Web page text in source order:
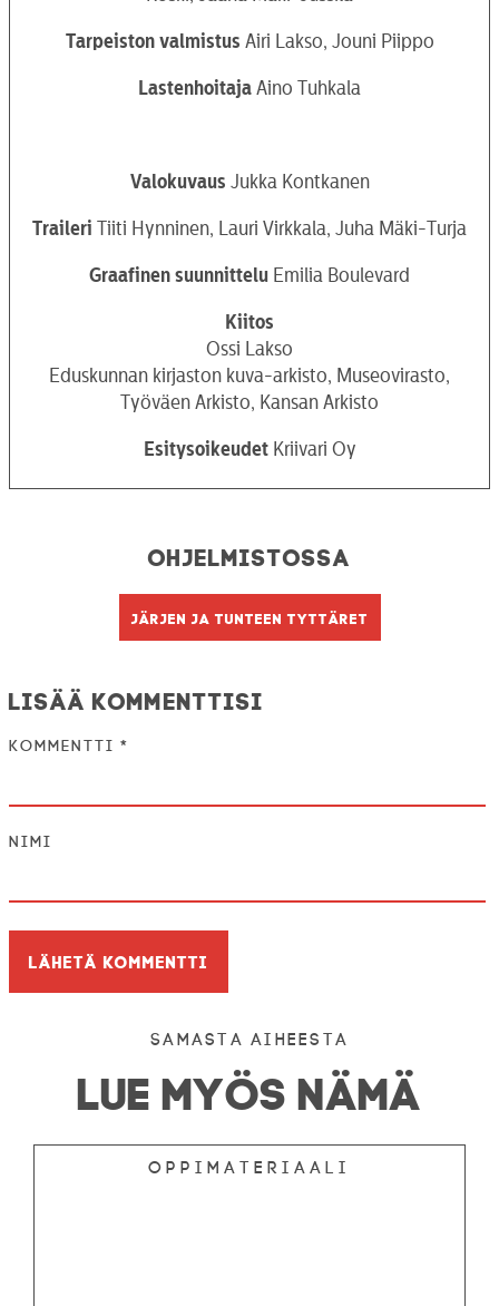
Tarpeiston valmistus Airi Lakso, Jouni Piippo
Lastenhoitaja Aino Tuhkala
Valokuvaus Jukka Kontkanen
Traileri Tiiti Hynninen, Lauri Virkkala, Juha Mäki-Turja
Graafinen suunnittelu Emilia Boulevard
Kiitos
Ossi Lakso
Eduskunnan kirjaston kuva-arkisto, Museovirasto,
Työväen Arkisto, Kansan Arkisto
EsitysoikeudetKriivari Oy
Ohjelmistossa
Järjen ja tunteen tyttäret
Lisää kommenttisi
Kommentti *
Nimi
Samasta aiheesta
LUE MYÖS NÄMÄ
Oppimateriaali